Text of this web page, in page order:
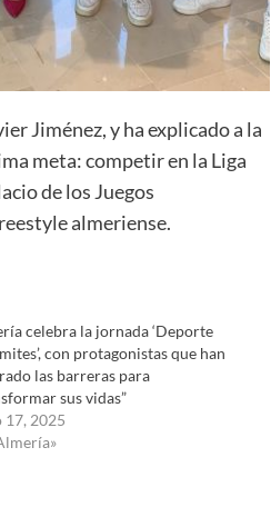
Jiménez, y ha explicado a la
meta: competir en la Liga
de los Juegos
almeriense.
celebra la jornada ‘Deporte
con protagonistas que han
las barreras para
sus vidas”
17, 2025